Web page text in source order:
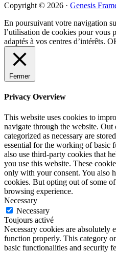
Primary
Sidebar
Copyright © 2026 · Genesis
En poursuivant votre navigation
l’utilisation de cookies pour vous
adaptés à vos centres d’intérêts.
Fermer
Privacy Overview
This website uses cookies to
navigate through the website. Out
categorized as necessary are
essential for the working of basic
also use third-party cookies that
you use this website. These
only with your consent. You also
cookies. But opting out of some
browsing experience.
Necessary
Necessary
Toujours activé
Necessary cookies are absolutely
function properly. This category
basic functionalities and security